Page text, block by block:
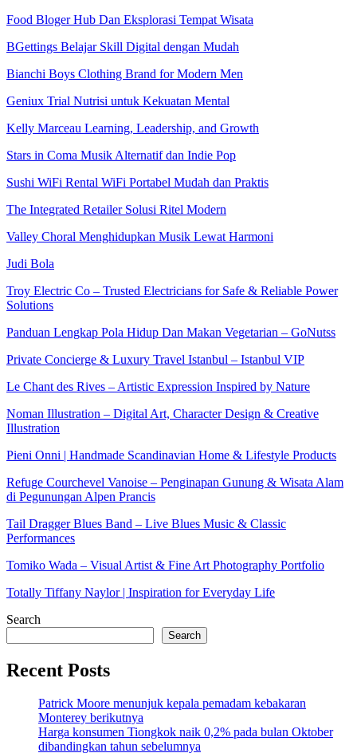
Food Bloger Hub Dan Eksplorasi Tempat Wisata
BGettings Belajar Skill Digital dengan Mudah
Bianchi Boys Clothing Brand for Modern Men
Geniux Trial Nutrisi untuk Kekuatan Mental
Kelly Marceau Learning, Leadership, and Growth
Stars in Coma Musik Alternatif dan Indie Pop
Sushi WiFi Rental WiFi Portabel Mudah dan Praktis
The Integrated Retailer Solusi Ritel Modern
Valley Choral Menghidupkan Musik Lewat Harmoni
Judi Bola
Troy Electric Co – Trusted Electricians for Safe & Reliable Power
Solutions
Panduan Lengkap Pola Hidup Dan Makan Vegetarian – GoNutss
Private Concierge & Luxury Travel Istanbul – Istanbul VIP
Le Chant des Rives – Artistic Expression Inspired by Nature
Noman Illustration – Digital Art, Character Design & Creative
Illustration
Pieni Onni | Handmade Scandinavian Home & Lifestyle Products
Refuge Courchevel Vanoise – Penginapan Gunung & Wisata Alam
di Pegunungan Alpen Prancis
Tail Dragger Blues Band – Live Blues Music & Classic
Performances
Tomiko Wada – Visual Artist & Fine Art Photography Portfolio
Totally Tiffany Naylor | Inspiration for Everyday Life
Search
Search
Recent Posts
Patrick Moore menunjuk kepala pemadam kebakaran
Monterey berikutnya
Harga konsumen Tiongkok naik 0,2% pada bulan Oktober
dibandingkan tahun sebelumnya